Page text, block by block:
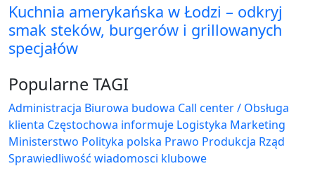
Kuchnia amerykańska w Łodzi – odkryj
smak steków, burgerów i grillowanych
specjałów
Popularne TAGI
Administracja Biurowa budowa Call center / Obsługa
klienta Częstochowa informuje Logistyka Marketing
Ministerstwo Polityka polska Prawo Produkcja Rząd
Sprawiedliwość wiadomosci klubowe